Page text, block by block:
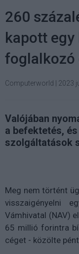
260
kapott
foglalkozó
Computerworld 2023
Valójában
a befektetés,
szolgáltatások
Meg nem történt
visszaigényelni
Vámhivatal (NAV)
65 millió forintra
céget - közölte